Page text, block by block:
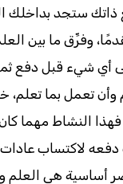
ستجد بداخلك
وفرِّق ما بين
أي شيء قبل دفع
وأن تعمل بما
النشاط مهما
لاكتساب
أساسية هي العلم